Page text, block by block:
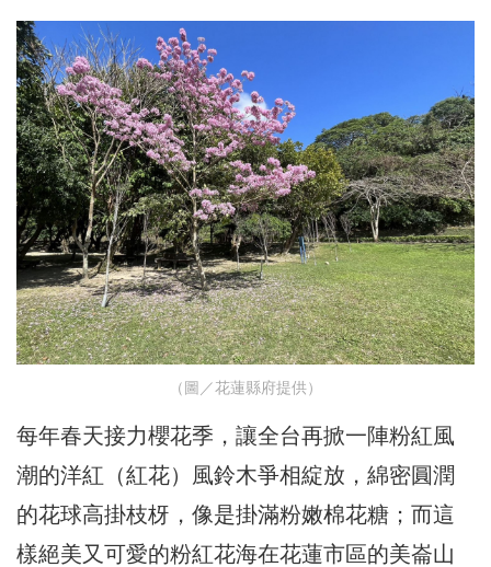
（圖／花蓮縣府提供）
每年春天接力櫻花季，讓全台再掀一陣粉紅風
潮的洋紅（紅花）風鈴木爭相綻放，綿密圓潤
的花球高掛枝枒，像是掛滿粉嫩棉花糖；而這
樣絕美又可愛的粉紅花海在花蓮市區的美崙山